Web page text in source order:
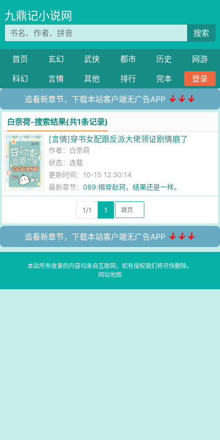
九鼎记小说网
搜索
首页 玄幻 武侠 都市 历史
网游
科幻
言情 其他 排行 完本 登录
追看新章节，下载本站客户端无广告APP ↓↓↓
白奈荷-搜索结果(共1条记录)
[言情]穿书女配跟反派大佬领证剧情崩了
作者： 白奈荷
状态：连载
更新时间：10-15 12:30:14
最新章节：089:揭穿赵珂，结果还是一样。
1/1 1
追看新章节，下载本站客户端无广告APP ↓↓↓
本站所有收录的内容均来自互联网，如有侵权我们将尽快删除。
网站地图